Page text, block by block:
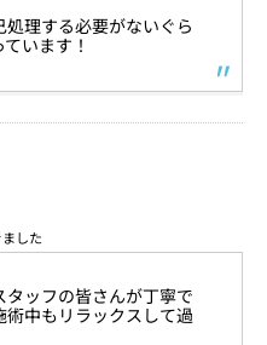
理する必要がないぐら
います！
した
ッフの皆さんが丁寧で
中もリラックスして過